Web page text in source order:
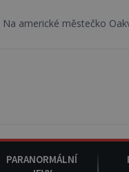
městečko Oakville se z
PARANORMÁLNÍ